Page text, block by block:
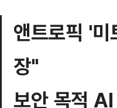
앤트로픽 '
장"
보안 목적